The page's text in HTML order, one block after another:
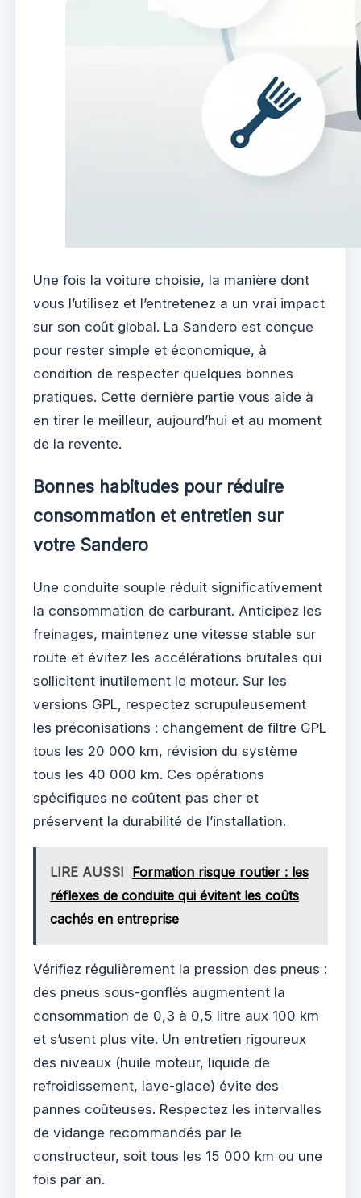
Une fois la voiture choisie, la manière dont
vous l’utilisez et l’entretenez a un vrai impact
sur son coût global. La Sandero est conçue
pour rester simple et économique, à
condition de respecter quelques bonnes
pratiques. Cette dernière partie vous aide à
en tirer le meilleur, aujourd’hui et au moment
de la revente.
Bonnes habitudes pour réduire
consommation et entretien sur
votre Sandero
Une conduite souple réduit significativement
la consommation de carburant. Anticipez les
freinages, maintenez une vitesse stable sur
route et évitez les accélérations brutales qui
sollicitent inutilement le moteur. Sur les
versions GPL, respectez scrupuleusement
les préconisations : changement de filtre GPL
tous les 20 000 km, révision du système
tous les 40 000 km. Ces opérations
spécifiques ne coûtent pas cher et
préservent la durabilité de l’installation.
LIRE AUSSI Formation risque routier : les
réflexes de conduite qui évitent les coûts
cachés en entreprise
Vérifiez régulièrement la pression des pneus :
des pneus sous-gonflés augmentent la
consommation de 0,3 à 0,5 litre aux 100 km
et s’usent plus vite. Un entretien rigoureux
des niveaux (huile moteur, liquide de
refroidissement, lave-glace) évite des
pannes coûteuses. Respectez les intervalles
de vidange recommandés par le
constructeur, soit tous les 15 000 km ou une
fois par an.